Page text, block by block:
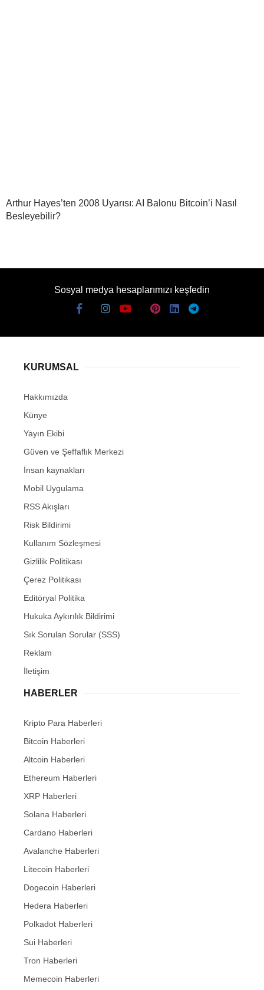
Arthur Hayes’ten 2008 Uyarısı: AI Balonu Bitcoin’i Nasıl
Besleyebilir?
Sosyal medya hesaplarımızı keşfedin
KURUMSAL
Hakkımızda
Künye
Yayın Ekibi
Güven ve Şeffaflık Merkezi
İnsan kaynakları
Mobil Uygulama
RSS Akışları
Risk Bildirimi
Kullanım Sözleşmesi
Gizlilik Politikası
Çerez Politikası
Editöryal Politika
Hukuka Aykırılık Bildirimi
Sık Sorulan Sorular (SSS)
Reklam
İletişim
HABERLER
Kripto Para Haberleri
Bitcoin Haberleri
Altcoin Haberleri
Ethereum Haberleri
XRP Haberleri
Solana Haberleri
Cardano Haberleri
Avalanche Haberleri
Litecoin Haberleri
Dogecoin Haberleri
Hedera Haberleri
Polkadot Haberleri
Sui Haberleri
Tron Haberleri
Memecoin Haberleri